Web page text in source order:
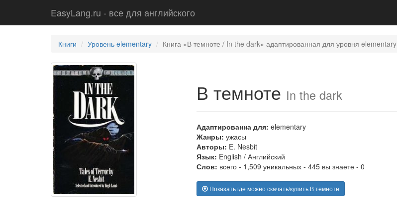
EasyLang.ru - все для английского
Книги Уровень elementary Книга «В темноте / In the dark» адаптированная для уровня elementary
В темноте In the dark
Адаптированна для: elementary
Жанры: ужасы
Авторы: E. Nesbit
Язык: English / Английский
Слов: всего - 1,509 уникальных - 445 вы знаете - 0
Показать где можно скачать/купить В темноте